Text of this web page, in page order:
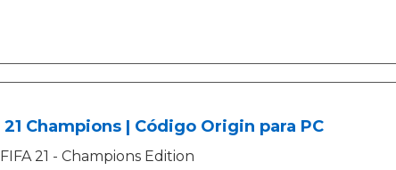
21 Champions | Código Origin para PC
FIFA 21 - Champions Edition